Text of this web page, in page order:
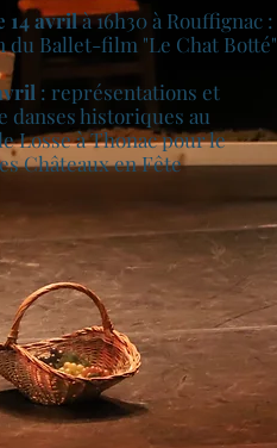
14 avrilà 16h30 à Rouffignac :
du Ballet-film "Le Chat Botté"
: représentations et
danses historiques au
Losse à Thonac pour le
Châteaux en Fête